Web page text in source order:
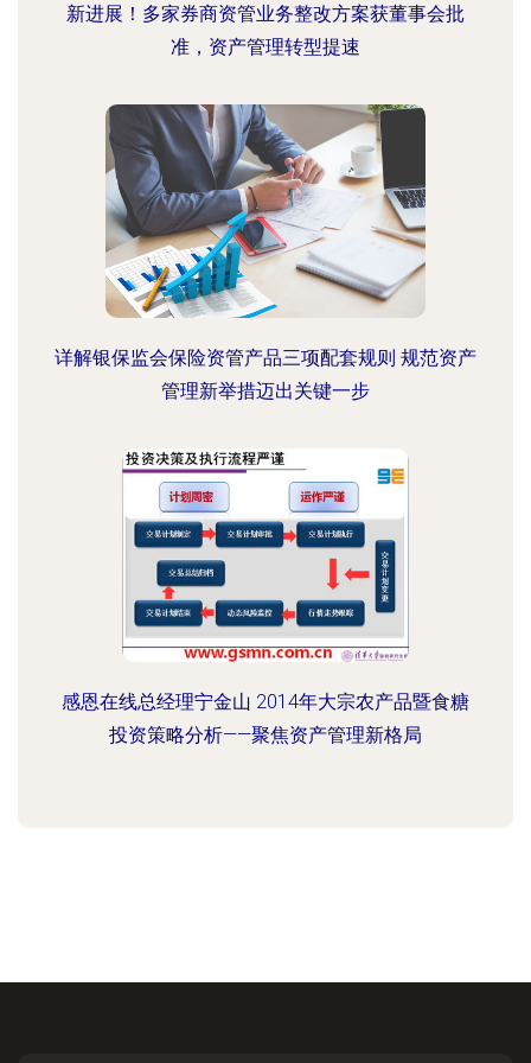
新进展！多家券商资管业务整改方案获董事会批
准，资产管理转型提速
详解银保监会保险资管产品三项配套规则 规范资产
管理新举措迈出关键一步
感恩在线总经理宁金山 2014年大宗农产品暨食糖
投资策略分析——聚焦资产管理新格局